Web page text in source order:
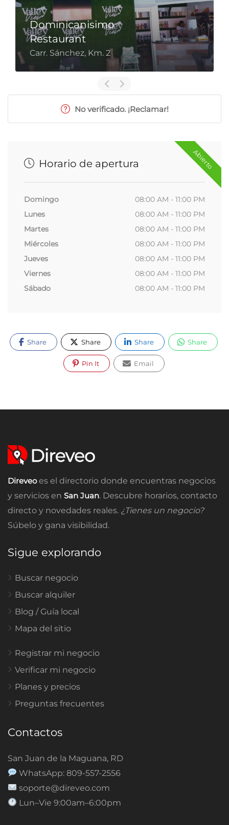
Dominicanisimo
Restaurant
Carr. Sánchez, Km. 2
No verificado. ¡Reclamar!
Abierto
Horario de apertura
Domingo
08:00 AM - 11:00 PM
Lunes
08:00 AM - 11:00 PM
Martes
08:00 AM - 11:00 PM
Miércoles
08:00 AM - 11:00 PM
Jueves
08:00 AM - 11:00 PM
Viernes
08:00 AM - 11:00 PM
Sábado
08:00 AM - 11:00 PM
Share Share Share Share
Pin It Email
Direveoes el directorio donde encuentras negocios
y servicios en San Juan. Descubre horarios, contacto
directo y novedades reales. ¿Tienes un negocio?
Súbelo y gana visibilidad.
Sigue explorando
Buscar negocio
Buscar alquiler
Blog / Guía local
Mapa del sitio
Registrar mi negocio
Verificar mi negocio
Planes y precios
Preguntas frecuentes
Contactos
San Juan de la Maguana, RD
WhatsApp: 809-557-2556
soporte@direveo.com
Lun–Vie 9:00am–6:00pm